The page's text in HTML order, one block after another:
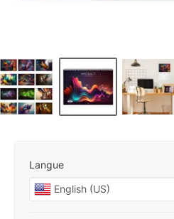
Langue